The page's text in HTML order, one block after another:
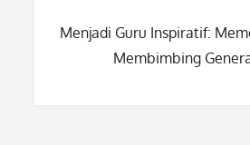
navigation
Menjadi Guru Inspiratif:
Membimbing